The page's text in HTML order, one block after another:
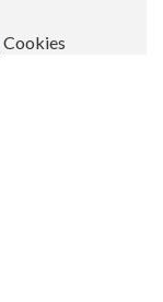
Cookies